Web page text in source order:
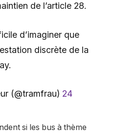
de l’article 28.
d’imaginer que
discrète de la
(@tramfrau) 24
si les bus à thème